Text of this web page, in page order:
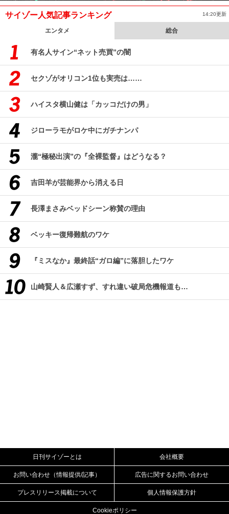
サイゾー人気記事ランキング 14:20更新
エンタメ 総合
有名人サイン“ネット売買”の闇
セクゾがオリコン1位も実売は……
ハイスタ横山健は「カッコだけの男」
ジローラモがロケ中にガチナンパ
瀧“極秘出演”の『全裸監督』はどうなる？
吉田羊が芸能界から消える日
長澤まさみベッドシーン称賛の理由
ベッキー復帰難航のワケ
『ミスなか』最終話“ガロ編”に落胆したワケ
山崎賢人＆広瀬すず、すれ違い破局危機報道も…
日刊サイゾーとは 会社概要
お問い合わせ（情報提供/記事） 広告に関するお問い合わせ
プレスリリース掲載について 個人情報保護方針
Cookieポリシー